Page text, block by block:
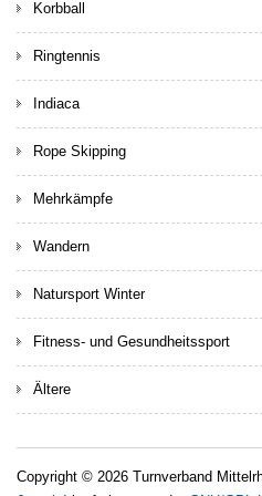
Korbball
Ringtennis
Indiaca
Rope Skipping
Mehrkämpfe
Wandern
Natursport Winter
Fitness- und Gesundheitssport
Ältere
Copyright © 2026 Turnverband